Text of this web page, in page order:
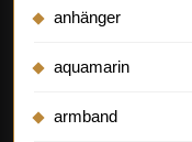
anhänger
aquamarin
armband